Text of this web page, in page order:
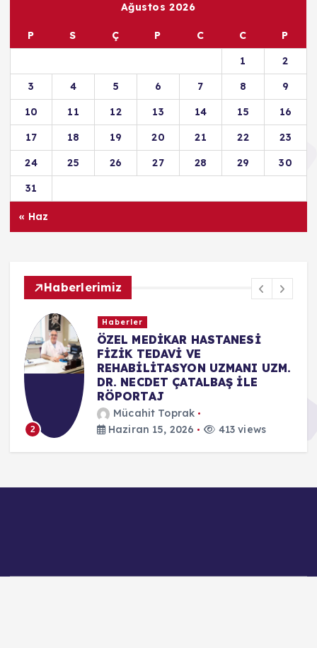
Ağustos 2026
P S Ç P C C
P
1
2
3
4 5 6 7 8
9
10
11 12 13 14 15
16
17
18 19 20 21 22
23
24
25 26 27 28 29
30
31
« Haz
Haberlerimiz
2
Haberler
ÖZEL MEDİKAR HASTANESİ
FİZİK TEDAVİ VE
REHABİLİTASYON UZMANI UZM.
DR. NECDET ÇATALBAŞ İLE
RÖPORTAJ
Mücahit Toprak
Haziran 15, 2026
413 views